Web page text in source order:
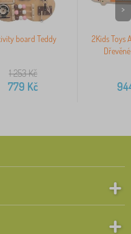
board Teddy
1 253Kč
779 Kč
2Kids Toys
>